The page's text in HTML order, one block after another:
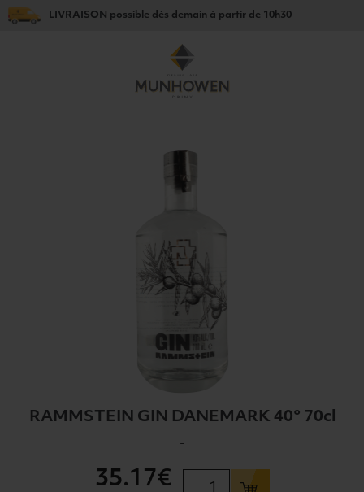
LIVRAISON possible dès demain à partir de 10h30
RAMMSTEIN GIN DANEMARK 40° 70cl
-
35.17€